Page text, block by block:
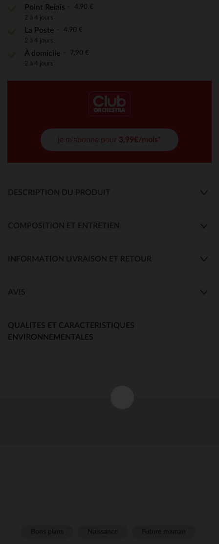
Point Relais 4,90 €
2 à 4 jours
La Poste 4,90 €
2 à 4 jours
À domicile 7,90 €
2 à 4 jours
je m'abonne pour 3,99€/mois*
DESCRIPTION DU PRODUIT
COMPOSITION ET ENTRETIEN
INFORMATION LIVRAISON ET RETOUR
AVIS
QUALITES ET CARACTERISTIQUES
ENVIRONNEMENTALES